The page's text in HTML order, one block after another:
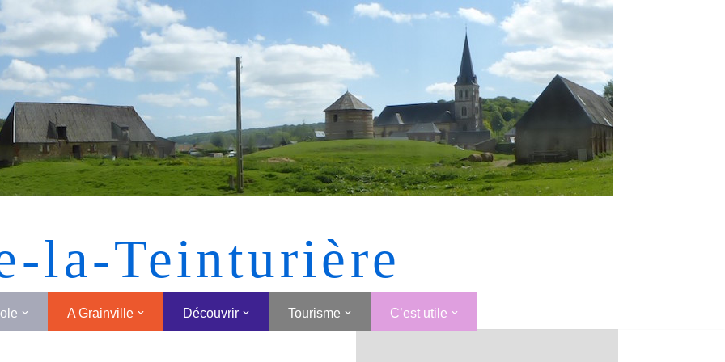
[MONTRER SOUS FORME DE VIGNETTES]
la-Teinturière
A Grainville Découvrir Tourisme C’est utile